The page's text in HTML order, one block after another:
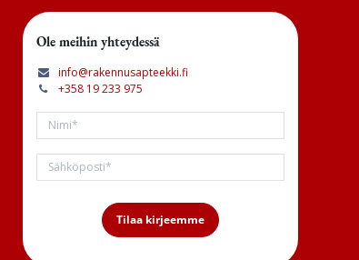
Ole meihin yhteydessä
info@rakennusapteekki.fi
+358 19 233 975
Tilaa kirjeemme